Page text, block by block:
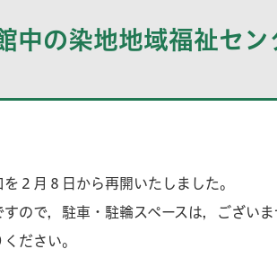
中の染地地域福祉セン
２月８日から再開いたしました。
ので，駐車・駐輪スペースは，ござい
ださい。